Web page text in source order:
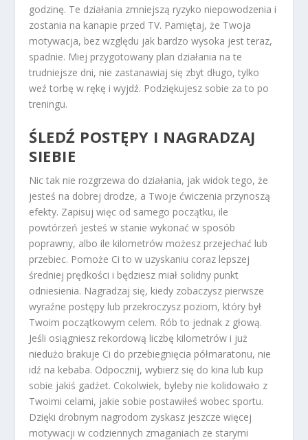
godzinę. Te działania zmniejszą ryzyko niepowodzenia i
zostania na kanapie przed TV. Pamiętaj, że Twoja
motywacja, bez względu jak bardzo wysoka jest teraz,
spadnie. Miej przygotowany plan działania na te
trudniejsze dni, nie zastanawiaj się zbyt długo, tylko
weź torbę w rękę i wyjdź. Podziękujesz sobie za to po
treningu.
ŚLEDŹ POSTĘPY I NAGRADZAJ
SIEBIE
Nic tak nie rozgrzewa do działania, jak widok tego, że
jesteś na dobrej drodze, a Twoje ćwiczenia przynoszą
efekty. Zapisuj więc od samego początku, ile
powtórzeń jesteś w stanie wykonać w sposób
poprawny, albo ile kilometrów możesz przejechać lub
przebiec. Pomoże Ci to w uzyskaniu coraz lepszej
średniej prędkości i będziesz miał solidny punkt
odniesienia. Nagradzaj się, kiedy zobaczysz pierwsze
wyraźne postępy lub przekroczysz poziom, który był
Twoim początkowym celem. Rób to jednak z głową.
Jeśli osiągniesz rekordową liczbę kilometrów i już
niedużo brakuje Ci do przebiegnięcia półmaratonu, nie
idź na kebaba. Odpocznij, wybierz się do kina lub kup
sobie jakiś gadżet. Cokolwiek, byleby nie kolidowało z
Twoimi celami, jakie sobie postawiłeś wobec sportu.
Dzięki drobnym nagrodom zyskasz jeszcze więcej
motywacji w codziennych zmaganiach ze starymi